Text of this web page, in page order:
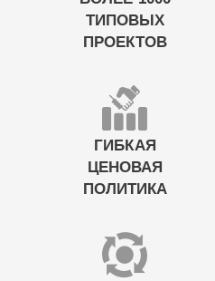
ТИПОВЫХ
ПРОЕКТОВ
ГИБКАЯ
ЦЕНОВАЯ
ПОЛИТИКА